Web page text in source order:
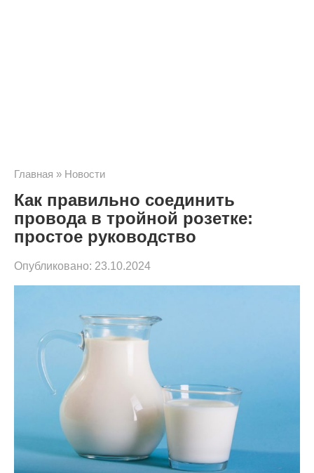
Главная » Новости
Как правильно соединить
провода в тройной розетке:
простое руководство
Опубликовано: 23.10.2024